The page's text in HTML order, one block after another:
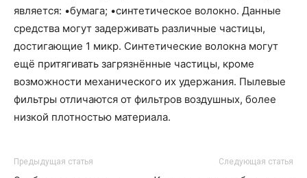
является: •бумага; •синтетическое волокно. Данные
средства могут задерживать различные частицы,
достигающие 1 микр. Синтетические волокна могут
ещё притягивать загрязнённые частицы, кроме
возможности механического их удержания. Пылевые
фильтры отличаются от фильтров воздушных, более
низкой плотностью материала.
Предыдущая статья Следующая статья